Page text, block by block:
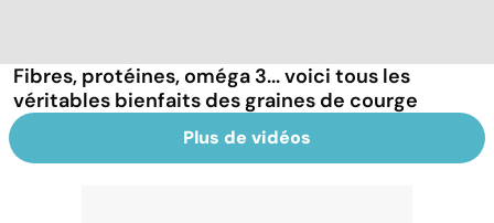
Fibres, protéines, oméga 3... voici tous les
véritables bienfaits des graines de courge
Plus de vidéos